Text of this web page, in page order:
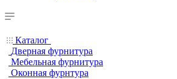
Каталог
Дверная фурнитура
Мебельная фурнитура
Оконная фурнтура